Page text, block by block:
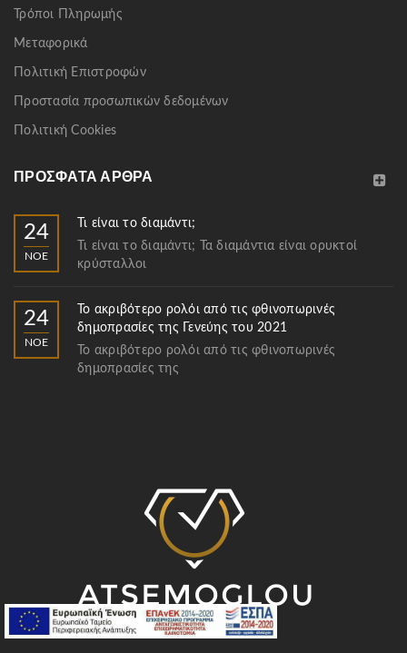
Τρόποι Πληρωμής
Μεταφορικά
Πολιτική Επιστροφών
Προστασία προσωπικών δεδομένων
Πολιτική Cookies
ΠΡΌΣΦΑΤΑ ΆΡΘΡΑ
24
ΝΟΈ
Τι είναι το διαμάντι;
Τι είναι το διαμάντι; Τα διαμάντια είναι ορυκτοί
κρύσταλλοι
24
ΝΟΈ
Το ακριβότερο ρολόι από τις φθινοπωρινές
δημοπρασίες της Γενεύης του 2021
Το ακριβότερο ρολόι από τις φθινοπωρινές
δημοπρασίες της